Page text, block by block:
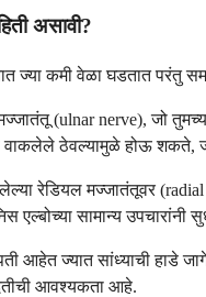
असावी?
ज्या कमी वेळा घडतात
(ulnar nerve), जो
ठेवल्यामुळे होऊ शकते,
रेडियल मज्जातंतूवर
सामान्य उपचारांनी
आहेत ज्यात सांध्याची हाडे
आवश्यकता आहे.